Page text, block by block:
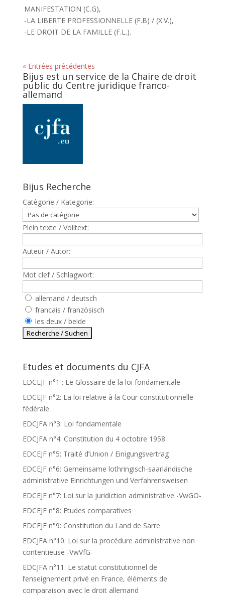
MANIFESTATION (C.G),
-LA LIBERTE PROFESSIONNELLE (F.B) / (X.V.),
-LE DROIT DE LA FAMILLE (F.L.).
« Entrées précédentes
Bijus est un service de la Chaire de droit
public du Centre juridique franco-
allemand
Bijus Recherche
Catègorie / Kategorie:
Plein texte / Volltext:
Auteur / Autor:
Mot clef / Schlagwort:
allemand / deutsch
francais / französisch
les deux / beide
Etudes et documents du CJFA
EDCEJF n°1 : Le Glossaire de la loi fondamentale
EDCEJF n°2: La loi relative à la Cour constitutionnelle
fédérale
EDCJFA n°3: Loi fondamentale
EDCJFA n°4: Constitution du 4 octobre 1958
EDCEJF n°5: Traité d’Union / Einigungsvertrag
EDCEJF n°6: Gemeinsame lothringisch-saarländische
administrative Einrichtungen und Verfahrensweisen
EDCEJF n°7: Loi sur la juridiction administrative -VwGO-
EDCEJF n°8: Etudes comparatives
EDCEJF n°9: Constitution du Land de Sarre
EDCJFA n°10: Loi sur la procédure administrative non
contentieuse -VwVfG-
EDCJFA n°11: Le statut constitutionnel de
l’enseignement privé en France, éléments de
comparaison avec le droit allemand